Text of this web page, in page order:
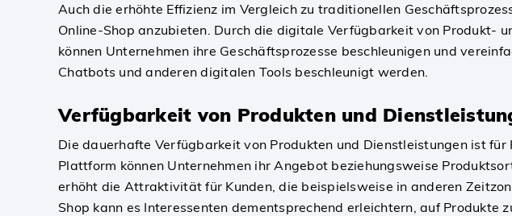
Auch die erhöhte Effizienz im Vergleich zu traditionellen
Online-Shop anzubieten. Durch die digitale Verfügbarkeit von Produkt-
können Unternehmen ihre Geschäftsprozesse beschleunigen und
Chatbots und anderen digitalen Tools beschleunigt werden.
Verfügbarkeit von Produkten und
Die dauerhafte Verfügbarkeit von Produkten und Dienstleistungen ist
Plattform können Unternehmen ihr Angebot beziehungsweise
erhöht die Attraktivität für Kunden, die beispielsweise in anderen
Shop kann es Interessenten dementsprechend erleichtern, auf Produkte